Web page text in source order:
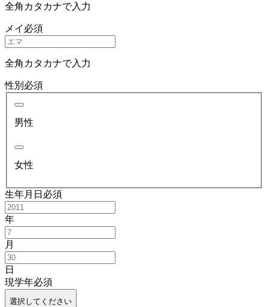
全角カタカナで入力
メイ 必須
全角カタカナで入力
性別 必須
男性
女性
生年月日 必須
年
月
日
現学年必須
選択してください